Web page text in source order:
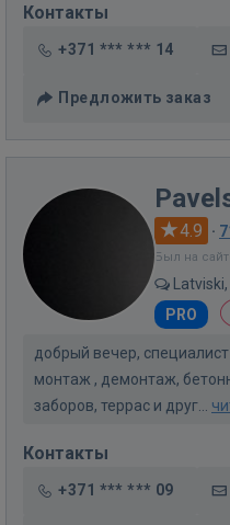
Контакты
+371 *** *** 14
Предложить заказ
4.9 ·
Был на
PRO
добрый вечер,
монтаж , демонтаж,
заборов, террас и друг...
Контакты
+371 *** *** 09